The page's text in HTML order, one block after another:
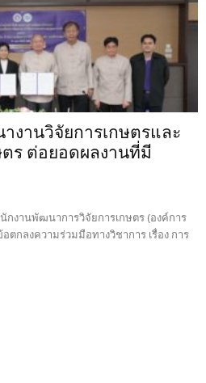
งานวิจัยการเกษตรและ
ร ต่อยอดผลงานที่มี
กงานพัฒนาการวิจัยการเกษตร (องค์การ
กลงความร่วมมือทางวิชาการ เรื่อง การ